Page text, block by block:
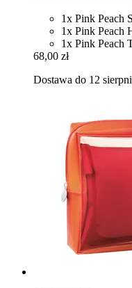
1x Pink Peach
1x Pink Peach
1x Pink Peach
68,00 zł
Dostawa do 12